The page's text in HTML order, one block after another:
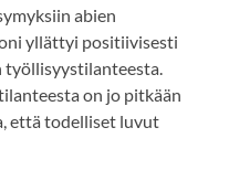
abien
yllättyi positiivisesti
työllisyystilanteesta.
on jo pitkään
että todelliset luvut